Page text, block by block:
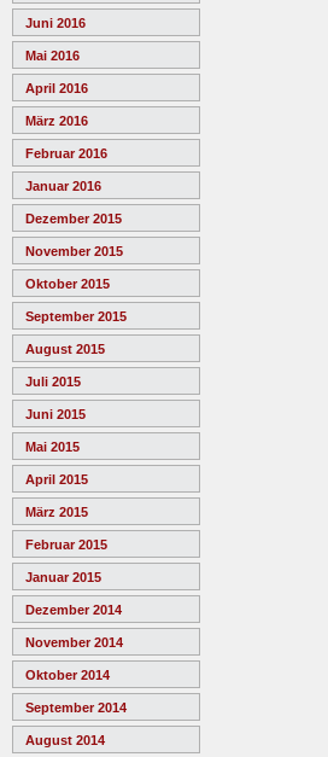
Juni 2016
Mai 2016
April 2016
März 2016
Februar 2016
Januar 2016
Dezember 2015
November 2015
Oktober 2015
September 2015
August 2015
Juli 2015
Juni 2015
Mai 2015
April 2015
März 2015
Februar 2015
Januar 2015
Dezember 2014
November 2014
Oktober 2014
September 2014
August 2014